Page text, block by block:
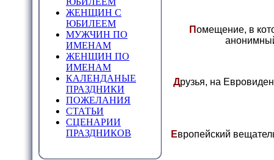
ЖЕНЩИН С
ЮБИЛЕЕМ
МУЖЧИН ПО
ИМЕНАМ
ЖЕНЩИН ПО
ИМЕНАМ
КАЛЕНДАНЫЕ
ПРАЗДНИКИ
ПОЖЕЛАНИЯ
СТАТЬИ
СЦЕНАРИИ
ПРАЗДНИКОВ
Помещение, в
Друзья, на
Европейский